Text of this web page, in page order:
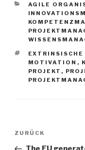
KATEGORIEN
AGILE
MOTIVATION ,
PROJEKT ,
Beitrags-
Vorheriger
Beitrag
ZURÜCK